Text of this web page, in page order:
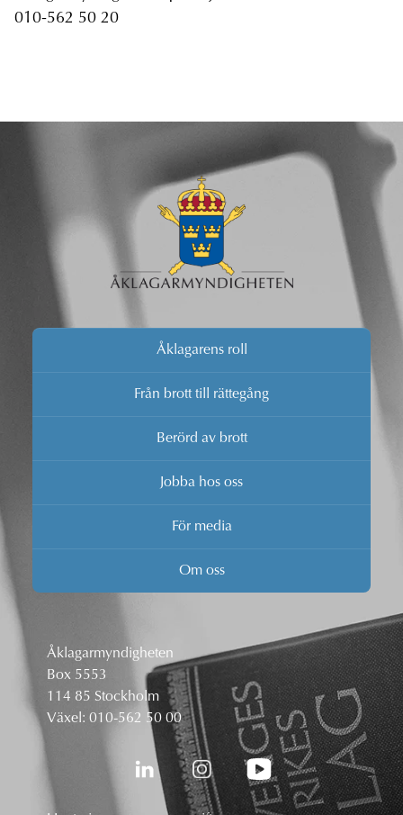
010-562 50 20
Åklagarens roll
Från brott till rättegång
Berörd av brott
Jobba hos oss
För media
Om oss
Åklagarmyndigheten
Box 5553
114 85 Stockholm
Växel: 010-562 50 00